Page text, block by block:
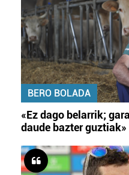
BERO BOLADA
«Ez dago belarrik;
daude bazter guztiak»